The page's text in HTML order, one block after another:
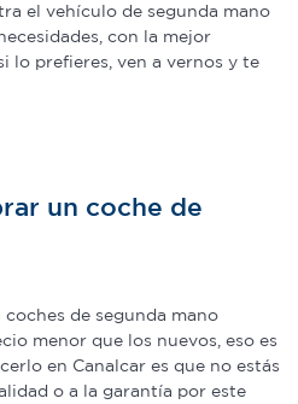
el vehículo de segunda mano
con la mejor
lo prefieres, ven a vernos y te
un coche de
de segunda mano
menor que los nuevos, eso es
en Canalcar es que no estás
o a la garantía por este